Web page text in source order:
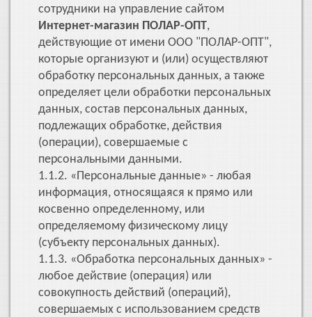
сотрудники на управление сайтом
Интернет-магазин ПОЛАР-ОПТ,
действующие от имени ООО "ПОЛАР-ОПТ",
которые организуют и (или) осуществляют
обработку персональных данных, а также
определяет цели обработки персональных
данных, состав персональных данных,
подлежащих обработке, действия
(операции), совершаемые с
персональными данными.
1.1.2. «Персональные данные» - любая
информация, относящаяся к прямо или
косвенно определенному, или
определяемому физическому лицу
(субъекту персональных данных).
1.1.3. «Обработка персональных данных» -
любое действие (операция) или
совокупность действий (операций),
совершаемых с использованием средств